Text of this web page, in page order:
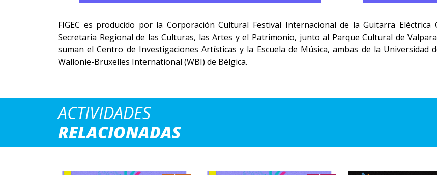
FIGEC es producido por la Corporación Cultural Festival Internacional de la Guitarra Eléctrica
Secretaria Regional de las Culturas, las Artes y el Patrimonio, junto al Parque Cultural de
suman el Centro de Investigaciones Artísticas y la Escuela de Música, ambas de la Universidad
Wallonie-Bruxelles International (WBI) de Bélgica.
ACTIVIDADES
RELACIONADAS